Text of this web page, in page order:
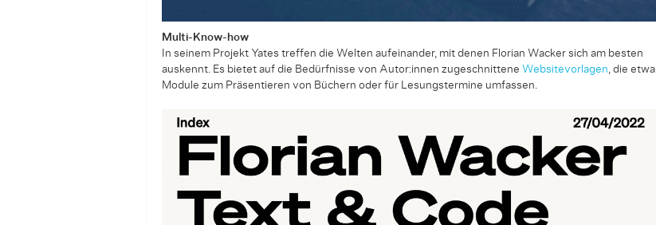
Multi-Know-how
In seinem Projekt Yates treffen die Welten auf­einander, mit denen Florian Wacker sich am besten
auskennt. Es bietet auf die Bedürfnisse von Autor:in­nen zugeschnit­tene Websitevorlagen , die etwa
Module zum Präsentieren von Büchern oder für Lesungs­termine umfassen.